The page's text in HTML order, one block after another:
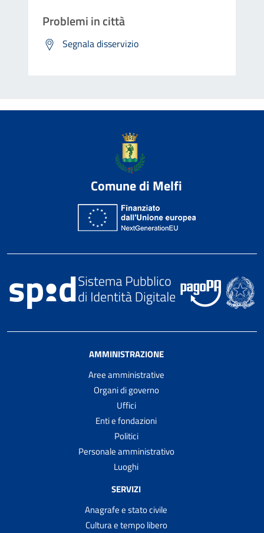
Problemi in città
Segnala disservizio
Comune di Melfi
AMMINISTRAZIONE
Aree amministrative
Organi di governo
Uffici
Enti e fondazioni
Politici
Personale amministrativo
Luoghi
SERVIZI
Anagrafe e stato civile
Cultura e tempo libero